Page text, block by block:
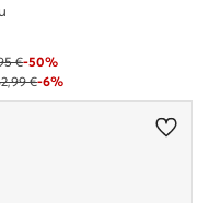
€-50%
€-6%